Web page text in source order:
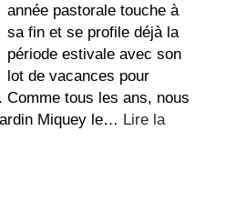
–
Fin
de
vie
année pastorale touche à
sa fin et se profile déjà la
période estivale avec son
lot de vacances pour
Comme tous les ans, nous
Miquey le… Lire la